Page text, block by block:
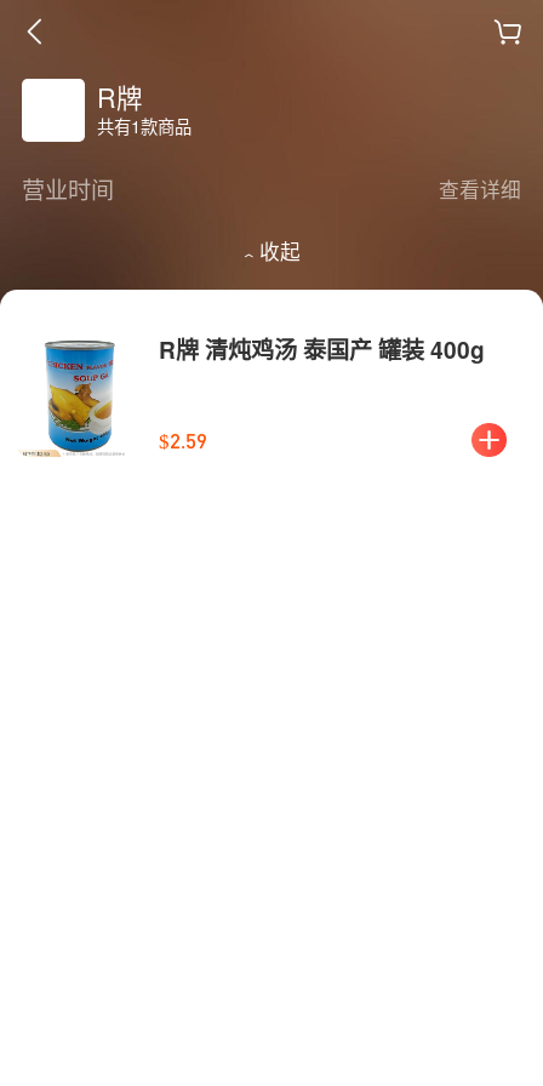
R牌
共有1款商品
营业时间 查看详细
收起
R牌 清炖鸡汤 泰国产 罐装 400g
$2.59